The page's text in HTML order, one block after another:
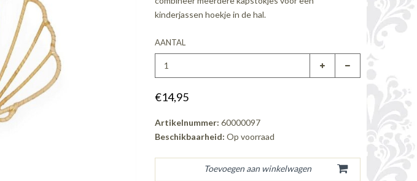
kinderjassen hoekje in de hal.
AANTAL
€14,95
Artikelnummer: 60000097
Beschikbaarheid: Op voorraad